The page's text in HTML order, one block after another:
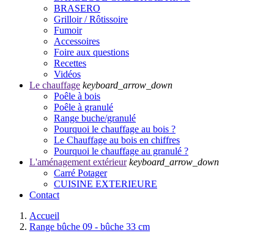
BRASERO
Grilloir / Rôtissoire
Fumoir
Accessoires
Foire aux questions
Recettes
Vidéos
Le chauffage keyboard_arrow_down
Poêle à bois
Poêle à granulé
Range buche/granulé
Pourquoi le chauffage au bois ?
Le Chauffage au bois en chiffres
Pourquoi le chauffage au granulé ?
L'aménagement extérieur keyboard_arrow_down
Carré Potager
CUISINE EXTERIEURE
Contact
Accueil
Range bûche 09 - bûche 33 cm